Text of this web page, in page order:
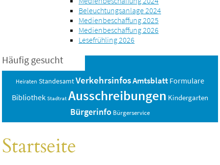
Beleuchtungsanlage 2024
Medienbeschaffung 2025
Medienbeschaffung 2026
Lesefrühling 2026
Häufig gesucht
Heiraten StandesamtVerkehrsinfosAmtsblatt Formulare
Bibliothek Stadtrat Ausschreibungen Kindergarten
Bürgerinfo Bürgerservice
Startseite